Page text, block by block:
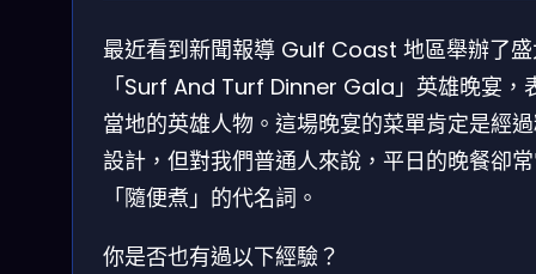
最近看到新聞報導 Gulf Coast 地區舉辦了
「Surf And Turf Dinner Gala」英雄晚宴，
當地的英雄人物。這場晚宴的菜單肯定是經
設計，但對我們普通人來說，平日的晚餐卻
「隨便煮」的代名詞。
你是否也有過以下經驗？